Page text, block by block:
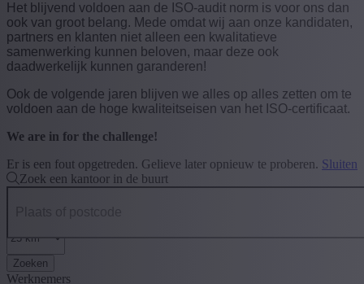
Het blijvend voldoen aan de ISO-audit norm is voor ons dan
ook van groot belang. Mede omdat wij aan onze kandidaten,
partners en klanten niet alleen een kwalitatieve
samenwerking kunnen beloven, maar deze ook
daadwerkelijk kunnen garanderen!
Ook de volgende jaren blijven we alles op alles zetten om te
voldoen aan de hoge kwaliteitseisen van het ISO-certificaat.
We are in for the challenge!
Er is een fout opgetreden. Gelieve later opnieuw te proberen. Sluiten
Zoek een kantoor in de buurt
Zoeken
Werknemers